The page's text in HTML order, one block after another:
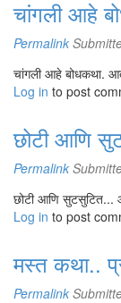
चांगली आहे
Permalink
चांगली आहे बोधकथा.
Log in to post
छोटी आणि
Permalink
छोटी आणि सुटसुटित...
Log in to post
मस्त कथा..
Permalink